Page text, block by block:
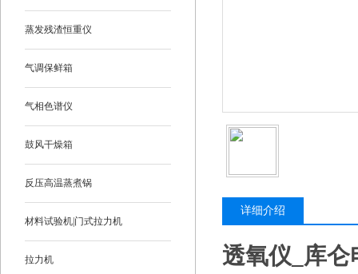
蒸发残渣恒重仪
气调保鲜箱
气相色谱仪
鼓风干燥箱
反压高温蒸煮锅
材料试验机|门式拉力机
拉力机
详细介绍
透氧仪_库